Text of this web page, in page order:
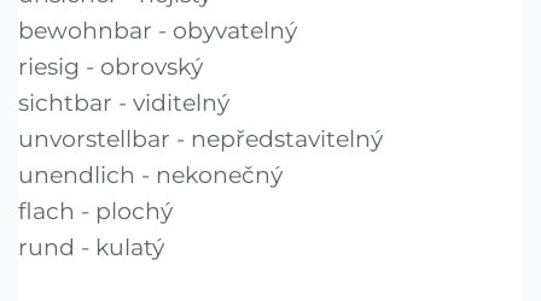
bewohnbar - obyvatelný
riesig - obrovský
sichtbar - viditelný
unvorstellbar - nepředstavitelný
unendlich - nekonečný
flach - plochý
rund - kulatý